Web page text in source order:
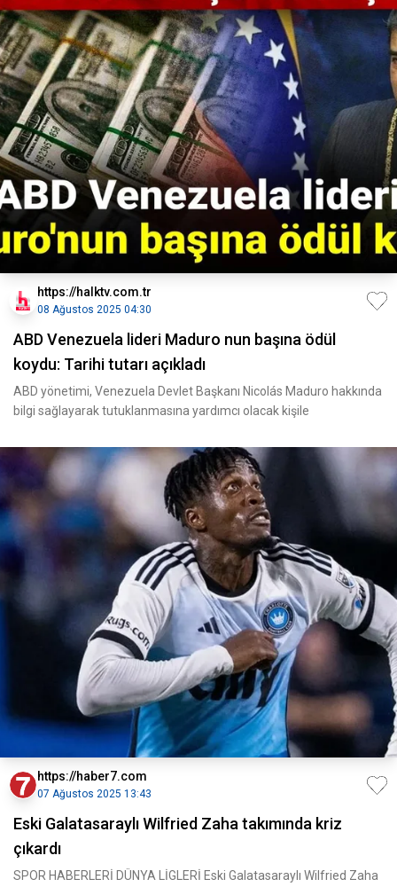
https://halktv.com.tr
08 Ağustos 2025 04:30
ABD Venezuela lideri Maduro nun başına ödül
koydu: Tarihi tutarı açıkladı
ABD yönetimi, Venezuela Devlet Başkanı Nicolás Maduro hakkında
bilgi sağlayarak tutuklanmasına yardımcı olacak kişile
https://haber7.com
07 Ağustos 2025 13:43
Eski Galatasaraylı Wilfried Zaha takımında kriz
çıkardı
SPOR HABERLERİ DÜNYA LİGLERİ Eski Galatasaraylı Wilfried Zaha